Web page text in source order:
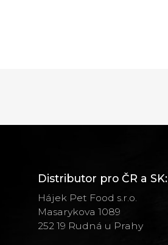
Distributor pro ČR a SK:
Hájek Pet Food s.r.o.
Masarykova 1089
252 19 Rudná u Prahy